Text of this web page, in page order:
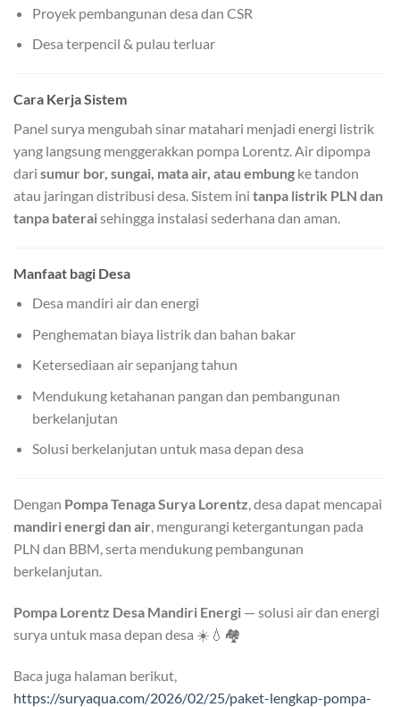
Proyek pembangunan desa dan CSR
Desa terpencil & pulau terluar
Cara Kerja Sistem
Panel surya mengubah sinar matahari menjadi energi listrik
yang langsung menggerakkan pompa Lorentz. Air dipompa
dari sumur bor, sungai, mata air, atau embung ke tandon
atau jaringan distribusi desa. Sistem ini tanpa listrik PLN dan
tanpa bateraisehingga instalasi sederhana dan aman.
Manfaat bagi Desa
Desa mandiri air dan energi
Penghematan biaya listrik dan bahan bakar
Ketersediaan air sepanjang tahun
Mendukung ketahanan pangan dan pembangunan
berkelanjutan
Solusi berkelanjutan untuk masa depan desa
Dengan Pompa Tenaga Surya Lorentz, desa dapat mencapai
mandiri energi dan air, mengurangi ketergantungan pada
PLN dan BBM, serta mendukung pembangunan
berkelanjutan.
Pompa Lorentz Desa Mandiri Energi — solusi air dan energi
surya untuk masa depan desa ☀️💧🏘️
Baca juga halaman berikut,
https://suryaqua.com/2026/02/25/paket-lengkap-pompa-